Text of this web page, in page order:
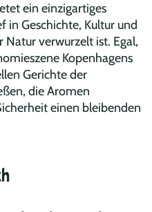
ein einzigartiges
in Geschichte, Kultur und
verwurzelt ist. Egal,
Kopenhagens
Gerichte der
die Aromen
einen bleibenden